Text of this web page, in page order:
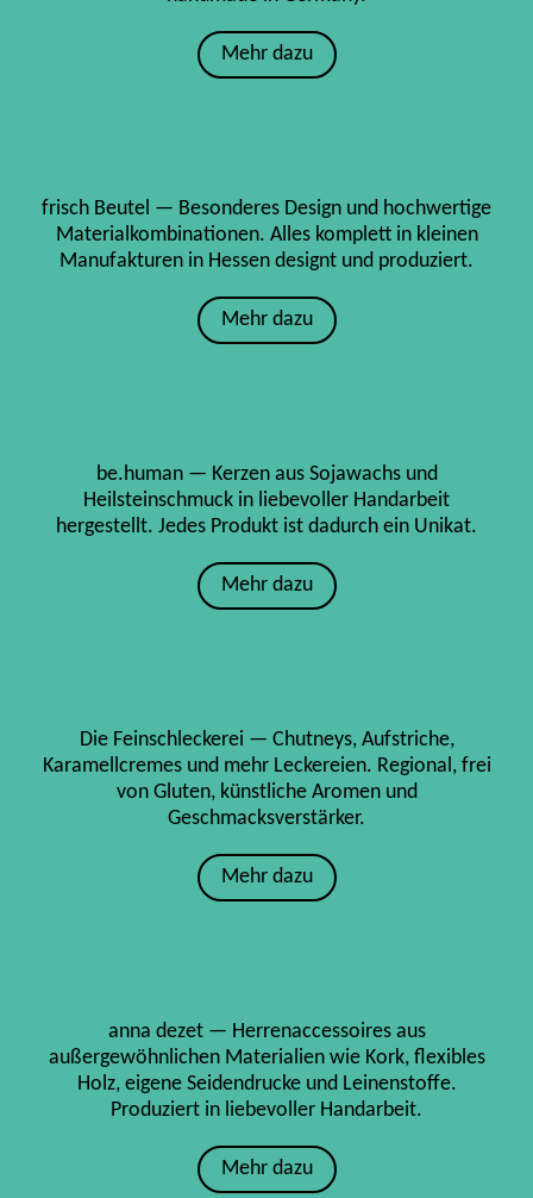
Mehr dazu
frisch Beutel — Besonderes Design und hochwertige
Materialkombinationen. Alles komplett in kleinen
Manufakturen in Hessen designt und produziert.
Mehr dazu
be.human — Kerzen aus Sojawachs und
Heilsteinschmuck in liebevoller Handarbeit
hergestellt. Jedes Produkt ist dadurch ein Unikat.
Mehr dazu
Die Feinschleckerei — Chutneys, Aufstriche,
Karamellcremes und mehr Leckereien. Regional, frei
von Gluten, künstliche Aromen und
Geschmacksverstärker.
Mehr dazu
anna dezet — Herrenaccessoires aus
außergewöhnlichen Materialien wie Kork, flexibles
Holz, eigene Seidendrucke und Leinenstoffe.
Produziert in liebevoller Handarbeit.
Mehr dazu